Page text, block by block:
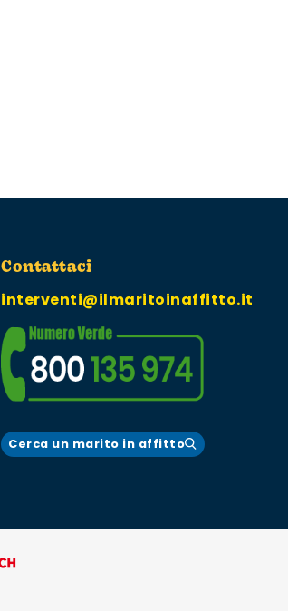
Contattaci
interventi@ilmaritoinaffitto.it
Cerca un marito in affitto